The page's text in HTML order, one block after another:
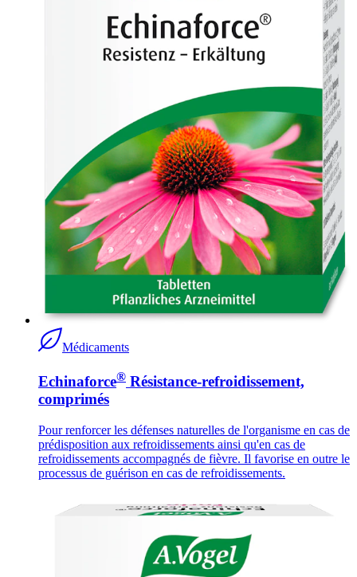
Médicaments
Echinaforce® Résistance-refroidissement,
comprimés
Pour renforcer les défenses naturelles de l'organisme en cas de
prédisposition aux refroidissements ainsi qu'en cas de
refroidissements accompagnés de fièvre. Il favorise en outre le
processus de guérison en cas de refroidissements.